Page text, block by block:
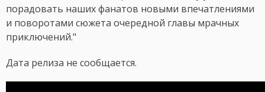
порадовать наших фанатов новыми впечатлениями
и поворотами сюжета очередной главы мрачных
приключений."
Дата релиза не сообщается.